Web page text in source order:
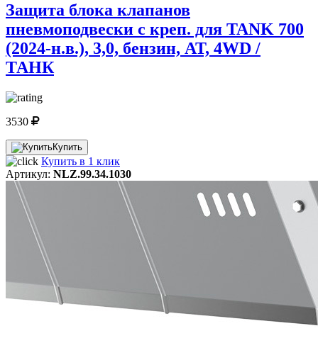
Защита блока клапанов
пневмоподвески с креп. для TANK 700
(2024-н.в.), 3,0, бензин, AT, 4WD /
ТАНК
3530
Купить
Купить в 1 клик
Артикул: NLZ.99.34.1030